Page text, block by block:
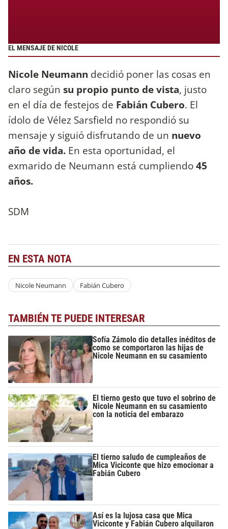
EL MENSAJE DE NICOLE
Nicole Neumann decidió poner las cosas en
claro según su propio punto de vista, justo
en el día de festejos de Fabián Cubero. El
ídolo de Vélez Sarsfield no respondió su
mensaje y siguió disfrutando de un nuevo
año de vida. En esta oportunidad, el
exmarido de Neumann está cumpliendo45
años.
SDM
EN ESTA NOTA
Nicole Neumann Fabián Cubero
TAMBIÉN TE PUEDE INTERESAR
Sofía Zámolo dio detalles inéditos de
como se comportaron las hijas de
Nicole Neumann en su casamiento
El tierno gesto que tuvo el sobrino de
Nicole Neumann en su casamiento
con la noticia del embarazo
El tierno saludo de cumpleaños de
Mica Viciconte que hizo emocionar a
Fabián Cubero
Así es la lujosa casa que Mica
Viciconte y Fabián Cubero alquilaron